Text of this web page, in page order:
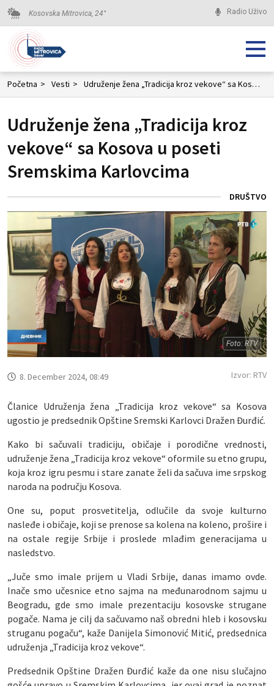
Kosovska Mitrovica, 24° Radio Uživo
Početna > Vesti > Udruženje žena „Tradicija kroz vekove“ sa Kosova u poseti Sremskima Karlovcima
Udruženje žena „Tradicija kroz
vekove“ sa Kosova u poseti
Sremskima Karlovcima
DRUŠTVO
Foto: RTV
8. December 2024, 08:49 Izvor: RTV
Članice Udruženja žena „Tradicija kroz vekove“ sa Kosova
ugostio je predsednik Opštine Sremski Karlovci Dražen Đurđić.
Kako bi sačuvali tradiciju, običaje i porodične vrednosti,
udruženje žena „Tradicija kroz vekove“ oformile su etno grupu,
koja kroz igru pesmu i stare zanate želi da sačuva ime srpskog
naroda na području Kosova.
One su, poput prosvetitelja, odlučile da svoje kulturno
nasleđe i običaje, koji se prenose sa kolena na koleno, prošire i
na ostale regije Srbije i proslede mlađim generacijama u
nasledstvo.
„Juče smo imale prijem u Vladi Srbije, danas imamo ovde.
Inače smo učesnice etno sajma na međunarodnom sajmu u
Beogradu, gde smo imale prezentaciju kosovske strugane
pogače. Nama je cilj da sačuvamo naš obredni hleb i kosovsku
struganu pogaču“, kaže Danijela Simonović Mitić, predsednica
udruženja „Tradicija kroz vekove“.
Predsednik Opštine Dražen Đurđić kaže da one nisu slučajno